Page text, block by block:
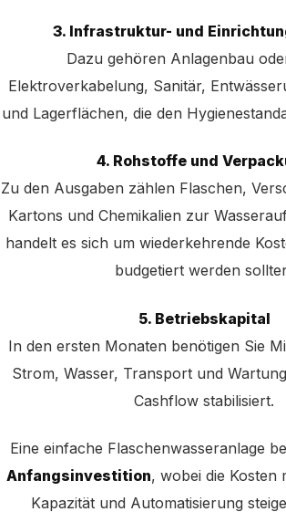
3. Infrastruktur- und
Dazu gehören Anlagenbau
Elektroverkabelung, Sanitär,
und Lagerflächen, die den
4. Rohstoffe und
Zu den Ausgaben zählen Flaschen,
Kartons und Chemikalien zur
handelt es sich um wiederkehrende
budgetiert werden
5. Betriebskapital
In den ersten Monaten benötigen Sie
Strom, Wasser, Transport und
Cashflow stabilisiert.
Eine einfache Flaschenwasseranlage
Anfangsinvestition, wobei die Kosten
Kapazität und Automatisierung